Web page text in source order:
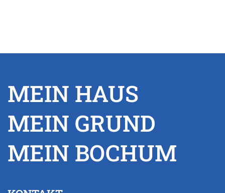
MEIN HAUS
MEIN GRUND
MEIN BOCHUM